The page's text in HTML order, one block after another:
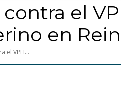
contra el
en
el VPH…